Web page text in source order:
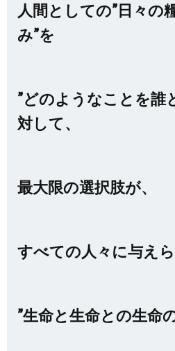
人間としての”日々の
み”を
”どのようなことを誰
対して、
最大限の選択肢が、
すべての人々 に与え
”生命と生命との生命